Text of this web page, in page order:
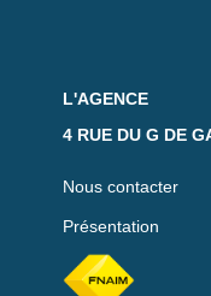
L'AGENCE
4 RUE DU G DE
Nous contacter
Présentation